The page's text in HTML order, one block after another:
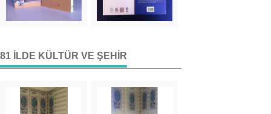
81 İLDE KÜLTÜR VE ŞEHIR